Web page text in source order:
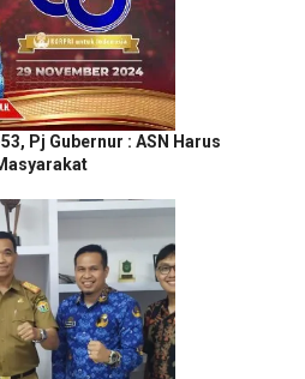
Pj Gubernur : ASN Harus